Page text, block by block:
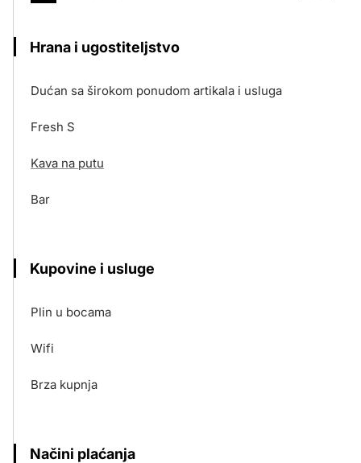
Hrana i ugostiteljstvo
Dućan sa širokom ponudom artikala i usluga
Fresh S
Kava na putu
Bar
Kupovine i usluge
Plin u bocama
Wifi
Brza kupnja
Načini plaćanja